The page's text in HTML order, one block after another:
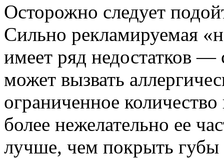
Осторожно следует
Сильно рекламируемая
имеет ряд недостатков —
может вызвать
ограниченное
более нежелательно ее
лучше, чем покрыть губы